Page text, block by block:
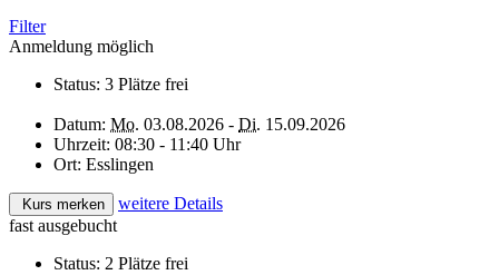
Filter
Anmeldung möglich
Status: 3 Plätze frei
Datum: Mo. 03.08.2026 - Di. 15.09.2026
Uhrzeit: 08:30 - 11:40 Uhr
Ort: Esslingen
Kurs merken
weitere Details
fast ausgebucht
Status: 2 Plätze frei